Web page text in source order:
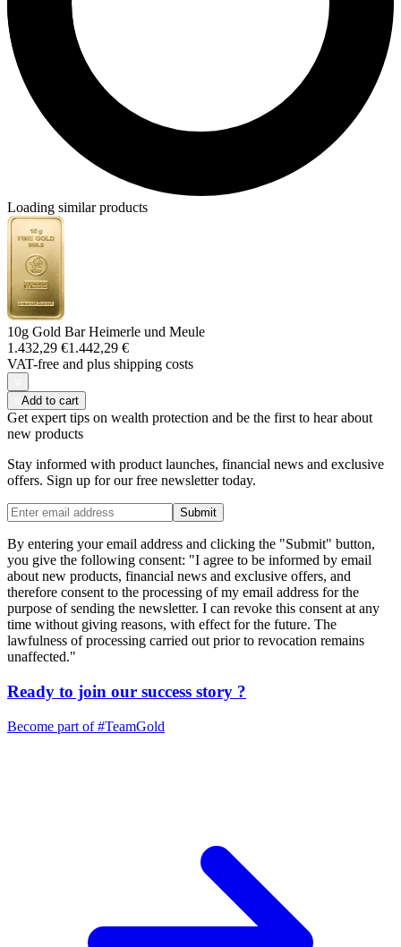
Loading similar products
10g Gold Bar Heimerle und Meule
1.432,29 €1.442,29 €
VAT-free and plus shipping costs
Add to cart
Get expert tips on wealth protection and be the first to hear about
new products
Stay informed with product launches, financial news and exclusive
offers. Sign up for our free newsletter today.
Submit
By entering your email address and clicking the "Submit" button,
you give the following consent: "I agree to be informed by email
about new products, financial news and exclusive offers, and
therefore consent to the processing of my email address for the
purpose of sending the newsletter. I can revoke this consent at any
time without giving reasons, with effect for the future. The
lawfulness of processing carried out prior to revocation remains
unaffected."
Ready to join our success story ?
Become part of#TeamGold